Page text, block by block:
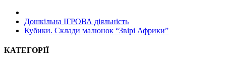
Дошкільна ІГРОВА діяльність
Кубики. Склади малюнок “Звірі Африки”
КАТЕГОРІЇ